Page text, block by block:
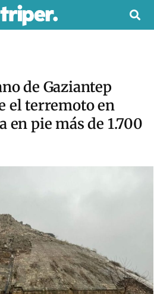
de Gaziantep
el terremoto en
en pie más de 1.700